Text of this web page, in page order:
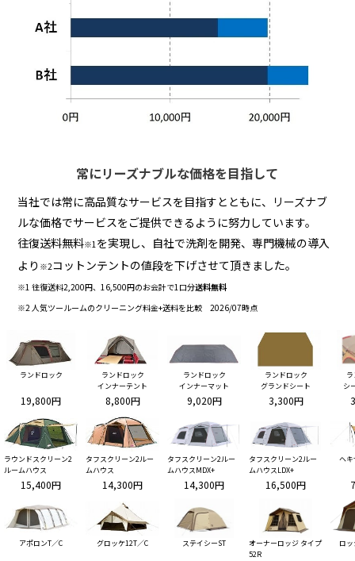
常にリーズナブルな価格を目指して
当社では常に高品質なサービスを目指すとともに、リーズナブ
ルな価格でサービスをご提供できるように努力しています。
往復送料無料※1を実現し、自社で洗剤を開発、専門機械の導入
より ※2コットンテントの値段を下げさせて頂きました。
※1 往復送料2,200円、16,500円のお会計で1口分送料無料
※2 人気ツールームのクリーニング料金+送料を比較 2026/07時点
ランドロック
19,800円
ランドロック
インナーテント
8,800円
ランドロック
インナーマット
9,020円
ランドロック
グランドシート
3,300円
シ
ラウンドスクリーン2
ルームハウス
15,400円
タフスクリーン2ルー
ムハウス
14,300円
タフスクリーン2ルー
ムハウスMDX+
14,300円
タフスクリーン2ルー
ムハウスLDX+
16,500円
ヘキ
アポロンT／C グロッケ12T／C ステイシーST
オーナーロッジ タイプ
52R
ロ